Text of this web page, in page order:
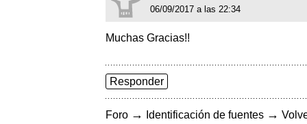
06/09/2017 a las 22:34
Muchas Gracias!!
Responder
Foro → Identificación de fuentes →